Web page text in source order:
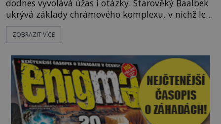
dodnes vyvolává úžas i otázky. Starověký Baalbek
ukrývá základy chrámového komplexu, v nichž leží
kameny tak obrovské, že se zdá téměř nemožné je
přesunout. Některé bloky váží kolem tisíce tun,
kolosů dokonce odhadem až 1650 tun. Jak lidé bez
moderních strojů dokázali takové giganty vytesat,
dopravit a přesně u
ZOBRAZIT VÍCE